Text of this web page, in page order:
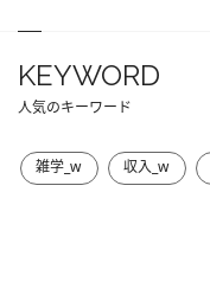
KEYWORD
人気のキーワード
雑学_w 収入_w